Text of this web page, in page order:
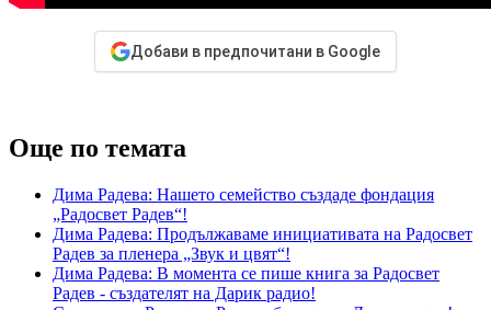
Добави в предпочитани в Google
Още по темата
Дима Радева: Нашето семейство създаде фондация
„Радосвет Радев“!
Дима Радева: Продължаваме инициативата на Радосвет
Радев за пленера „Звук и цвят“!
Дима Радева: В момента се пише книга за Радосвет
Радев - създателят на Дарик радио!